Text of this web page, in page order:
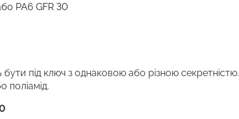
PA6 GFR 30
під ключ з однаковою або різною секретністю.
поліамід.